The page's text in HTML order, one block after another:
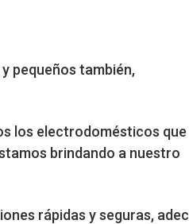
pequeños también,
los electrodomésticos que
brindando a nuestro
rápidas y seguras,